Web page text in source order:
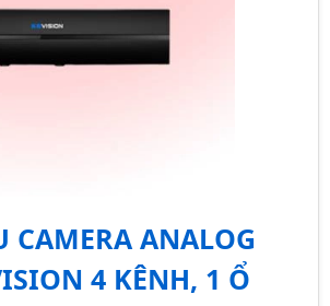
CAMERA ANALOG
4 KÊNH, 1 Ổ